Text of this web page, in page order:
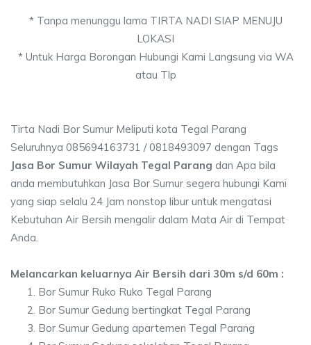
* Tanpa menunggu lama TIRTA NADI SIAP MENUJU
LOKASI
* Untuk Harga Borongan Hubungi Kami Langsung via WA
atau Tlp
Tirta Nadi Bor Sumur Meliputi kota Tegal Parang
Seluruhnya 085694163731 / 0818493097 dengan Tags
Jasa Bor Sumur Wilayah Tegal Parang dan Apa bila
anda membutuhkan Jasa Bor Sumur segera hubungi Kami
yang siap selalu 24 Jam nonstop libur untuk mengatasi
Kebutuhan Air Bersih mengalir dalam Mata Air di Tempat
Anda.
Melancarkan keluarnya Air Bersih dari 30m s/d 60m :
Bor Sumur Ruko Ruko Tegal Parang
Bor Sumur Gedung bertingkat Tegal Parang
Bor Sumur Gedung apartemen Tegal Parang